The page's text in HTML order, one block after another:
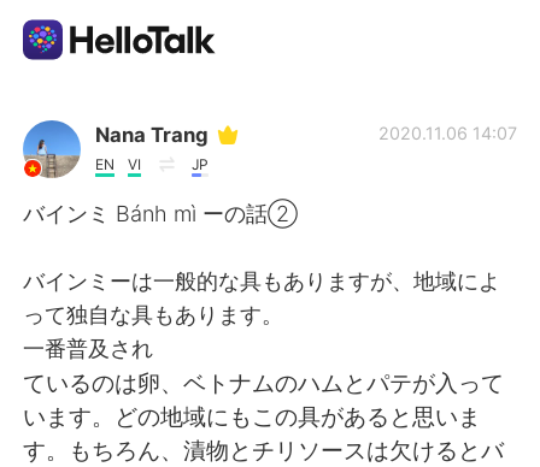
Appli d'échange linguistique
AI Grammar Checker
English
繁體中文 Español
Nana Trang
EN VI JP
2020.11.06 14:07
バインミ Bánh mì ーの話②
バインミーは一般的な具もありますが、地域によ
って独自な具もあります。
一番普及され
ているのは卵、ベトナムのハムとパテが入って
います。どの地域にもこの具があると思いま
す。もちろん、漬物とチリソースは欠けるとバ